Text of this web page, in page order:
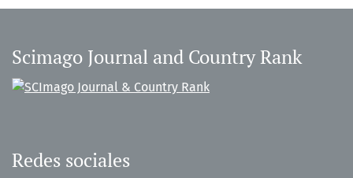
Scimago Journal and Country Rank
Redes sociales